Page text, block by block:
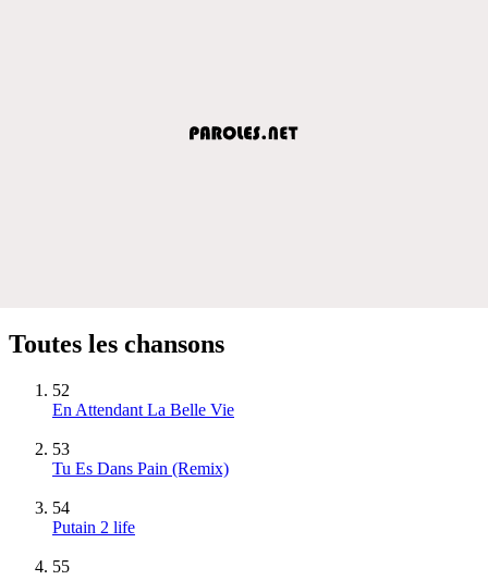
Toutes les chansons
52
En Attendant La Belle Vie
53
Tu Es Dans Pain (Remix)
54
Putain 2 life
55